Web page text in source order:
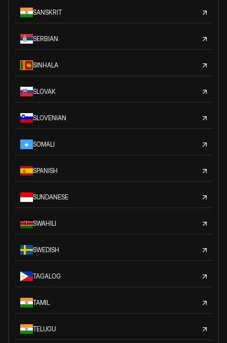
SANSKRIT
SERBIAN
SINHALA
SLOVAK
SLOVENIAN
SOMALI
SPANISH
SUNDANESE
SWAHILI
SWEDISH
TAGALOG
TAMIL
TELUGU